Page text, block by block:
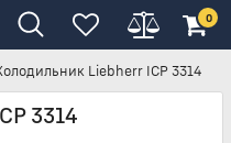
0
Liebherr ICP 3314
3314